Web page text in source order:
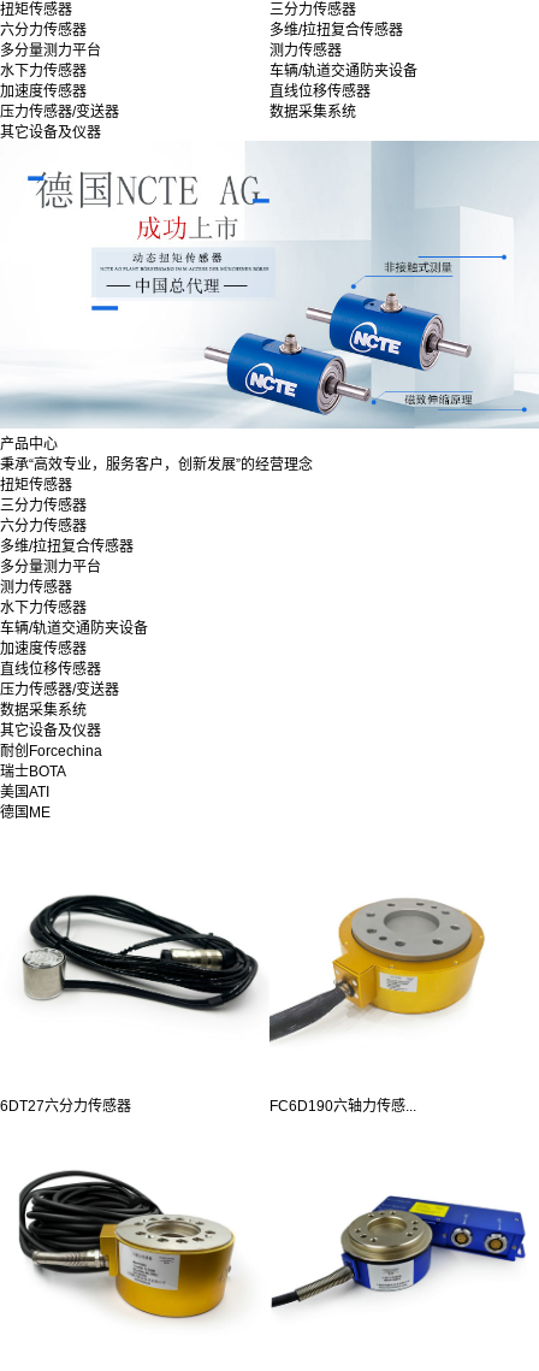
扭矩传感器
三分力传感器
六分力传感器
多维/拉扭复合传感器
多分量测力平台
测力传感器
水下力传感器
车辆/轨道交通防夹设备
加速度传感器
直线位移传感器
压力传感器/变送器
数据采集系统
其它设备及仪器
产品中心
秉承“高效专业，服务客户，创新发展”的经营理念
扭矩传感器
三分力传感器
六分力传感器
多维/拉扭复合传感器
多分量测力平台
测力传感器
水下力传感器
车辆/轨道交通防夹设备
加速度传感器
直线位移传感器
压力传感器/变送器
数据采集系统
其它设备及仪器
耐创Forcechina
瑞士BOTA
美国ATI
德国ME
6DT27六分力传感器 FC6D190六轴力传感...